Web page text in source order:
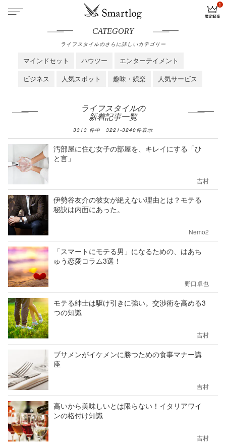
CATEGORY
ライフスタイルのさらに詳しいカテゴリー
マインドセット ハウツー
エンターテイメント
ビジネス
人気スポット 趣味・娯楽 人気サービス
ライフスタイルの
新着記事一覧
3313 件中 3221-3240件表示
汚部屋に住む女子の部屋を、キレイにする「ひ
と言」
吉村
伊勢谷友介の彼女が絶えない理由とは？モテる
秘訣は内面にあった。
Nemo2
「スマートにモテる男」になるための、はあち
ゅう恋愛コラム3選！
野口卓也
モテる紳士は駆け引きに強い。交渉術を高める3
つの知識
吉村
ブサメンがイケメンに勝つための食事マナー講
座
吉村
高いから美味しいとは限らない！イタリアワイ
ンの格付け知識
吉村